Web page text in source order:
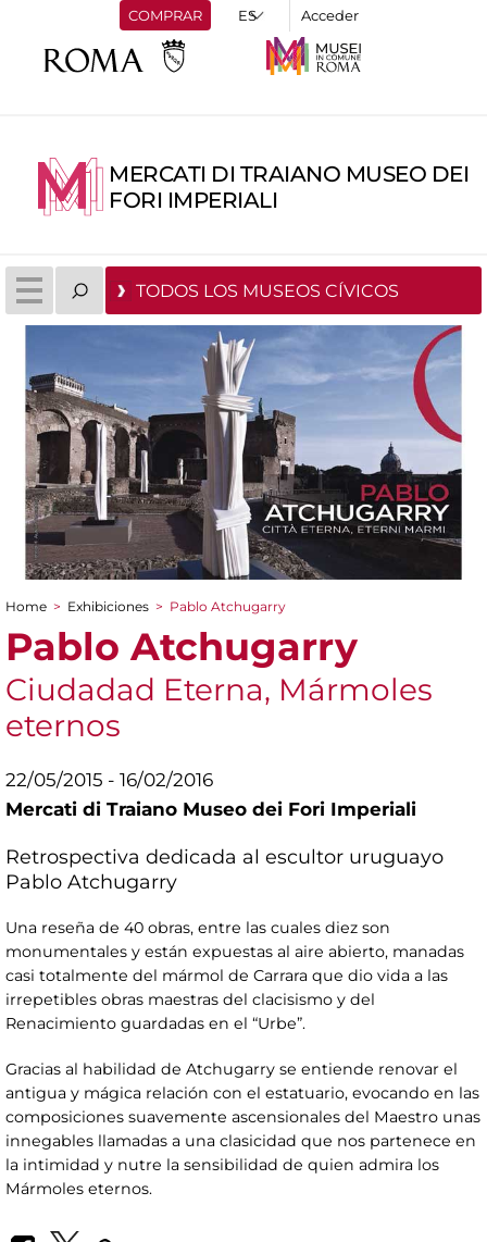
COMPRAR Acceder
MERCATI DI TRAIANO MUSEO DEI
FORI IMPERIALI
TODOS LOS MUSEOS CÍVICOS
You are here
Home > Exhibiciones > Pablo Atchugarry
Pablo Atchugarry
Ciudadad Eterna, Mármoles
eternos
22/05/2015 - 16/02/2016
Mercati di Traiano Museo dei Fori Imperiali
Retrospectiva dedicada al escultor uruguayo
Pablo Atchugarry
Una reseña de 40 obras, entre las cuales diez son
monumentales y están expuestas al aire abierto, manadas
casi totalmente del mármol de Carrara que dio vida a las
irrepetibles obras maestras del clacisismo y del
Renacimiento guardadas en el “Urbe”.
Gracias al habilidad de Atchugarry se entiende renovar el
antigua y mágica relación con el estatuario, evocando en las
composiciones suavemente ascensionales del Maestro unas
innegables llamadas a una clasicidad que nos partenece en
la intimidad y nutre la sensibilidad de quien admira los
Mármoles eternos.